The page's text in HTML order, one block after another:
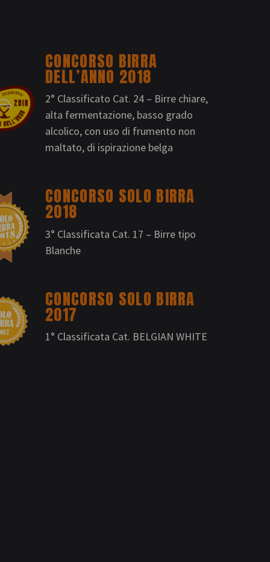
CONCORSO BIRRA
DELL’ANNO 2018
2° Classificato Cat. 24 – Birre chiare,
alta fermentazione, basso grado
alcolico, con uso di frumento non
maltato, di ispirazione belga
CONCORSO SOLO BIRRA
2018
3° Classificata Cat. 17 – Birre tipo
Blanche
CONCORSO SOLO BIRRA
2017
1° Classificata Cat. BELGIAN WHITE